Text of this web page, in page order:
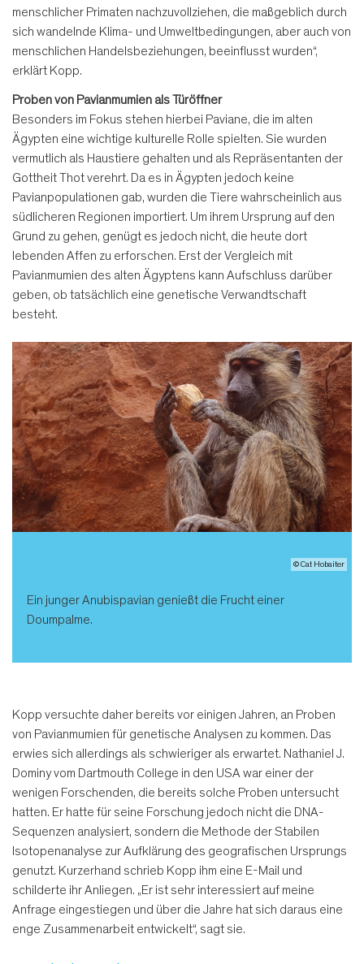
menschlicher Primaten nachzuvollziehen, die maßgeblich durch
sich wandelnde Klima- und Umweltbedingungen, aber auch von
menschlichen Handelsbeziehungen, beeinflusst wurden“,
erklärt Kopp.
Proben von Pavianmumien als Türöffner
Besonders im Fokus stehen hierbei Paviane, die im alten
Ägypten eine wichtige kulturelle Rolle spielten. Sie wurden
vermutlich als Haustiere gehalten und als Repräsentanten der
Gottheit Thot verehrt. Da es in Ägypten jedoch keine
Pavianpopulationen gab, wurden die Tiere wahrscheinlich aus
südlicheren Regionen importiert. Um ihrem Ursprung auf den
Grund zu gehen, genügt es jedoch nicht, die heute dort
lebenden Affen zu erforschen. Erst der Vergleich mit
Pavianmumien des alten Ägyptens kann Aufschluss darüber
geben, ob tatsächlich eine genetische Verwandtschaft
besteht.
© Cat Hobaiter
Ein junger Anubispavian genießt die Frucht einer
Doumpalme.
Kopp versuchte daher bereits vor einigen Jahren, an Proben
von Pavianmumien für genetische Analysen zu kommen. Das
erwies sich allerdings als schwieriger als erwartet. Nathaniel J.
Dominy vom Dartmouth College in den USA war einer der
wenigen Forschenden, die bereits solche Proben untersucht
hatten. Er hatte für seine Forschung jedoch nicht die DNA-
Sequenzen analysiert, sondern die Methode der Stabilen
Isotopenanalyse zur Aufklärung des geografischen Ursprungs
genutzt. Kurzerhand schrieb Kopp ihm eine E-Mail und
schilderte ihr Anliegen. „Er ist sehr interessiert auf meine
Anfrage eingestiegen und über die Jahre hat sich daraus eine
enge Zusammenarbeit entwickelt“, sagt sie.